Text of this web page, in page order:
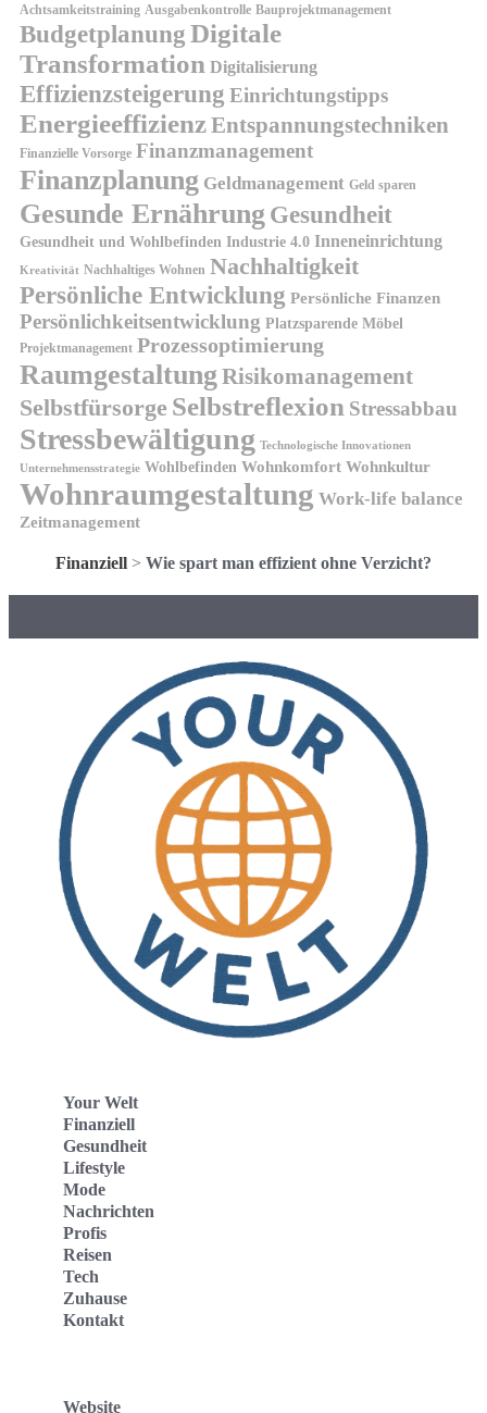
Achtsamkeitstraining Ausgabenkontrolle Bauprojektmanagement
BudgetplanungDigitale
Transformation Digitalisierung
Effizienzsteigerung Einrichtungstipps
EnergieeffizienzEntspannungstechniken
Finanzielle Vorsorge Finanzmanagement
Finanzplanung Geldmanagement Geld sparen
Gesunde Ernährung Gesundheit
Gesundheit und Wohlbefinden Industrie 4.0 Inneneinrichtung
Kreativität Nachhaltiges Wohnen Nachhaltigkeit
Persönliche Entwicklung Persönliche Finanzen
Persönlichkeitsentwicklung Platzsparende Möbel
Projektmanagement Prozessoptimierung
Raumgestaltung Risikomanagement
Selbstfürsorge Selbstreflexion Stressabbau
Stressbewältigung Technologische Innovationen
Unternehmensstrategie Wohlbefinden Wohnkomfort Wohnkultur
Wohnraumgestaltung Work-life balance
Zeitmanagement
Finanziell > Wie spart man effizient ohne Verzicht?
Your Welt
Finanziell
Gesundheit
Lifestyle
Mode
Nachrichten
Profis
Reisen
Tech
Zuhause
Kontakt
Website